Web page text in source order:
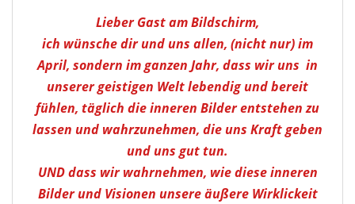
Lieber Gast am Bildschirm,
ich wünsche dir und uns allen, (nicht nur) im
April, sondern im ganzen Jahr, dass wir uns in
unserer geistigen Welt lebendig und bereit
fühlen, täglich die inneren Bilder entstehen zu
lassen und wahrzunehmen, die uns Kraft geben
und uns gut tun.
UND dass wir wahrnehmen, wie diese inneren
Bilder und Visionen unsere äußere Wirklickeit